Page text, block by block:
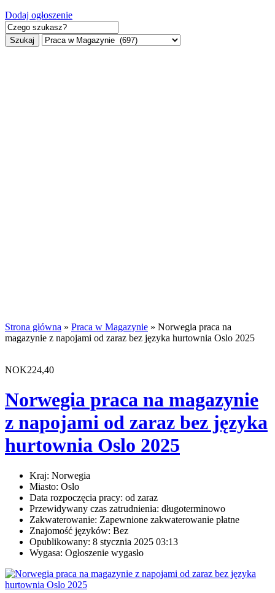
Dodaj ogłoszenie
Szukaj
Strona główna » Praca w Magazynie » Norwegia praca na
magazynie z napojami od zaraz bez języka hurtownia Oslo 2025
NOK224,40
Norwegia praca na magazynie
z napojami od zaraz bez języka
hurtownia Oslo 2025
Kraj: Norwegia
Miasto: Oslo
Data rozpoczęcia pracy: od zaraz
Przewidywany czas zatrudnienia: długoterminowo
Zakwaterowanie: Zapewnione zakwaterowanie płatne
Znajomość języków: Bez
Opublikowany: 8 stycznia 2025 03:13
Wygasa: Ogłoszenie wygasło